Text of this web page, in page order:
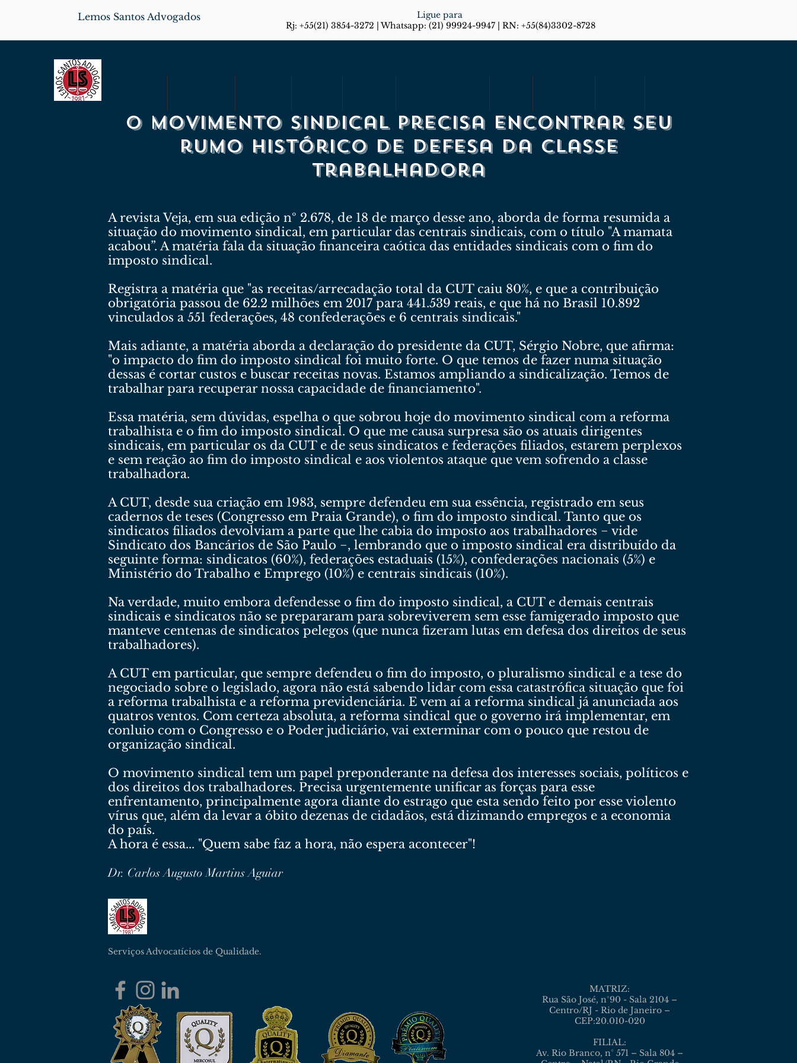
Ligue para
Rj: +55(21) 3854-3272 | Whatsapp: (21) 99924-9947 | RN: +55(84)3302-8728
Lemos Santos Advogados
O movimento sindical precisa encontrar seu
rumo histórico de defesa da classe
trabalhadora
A revista Veja, em sua edição nº 2.678, de 18 de março desse ano, aborda de forma resumida a
situação do movimento sindical, em particular das centrais sindicais, com o título "A mamata
acabou”. A matéria fala da situação financeira caótica das entidades sindicais com o fim do
imposto sindical.
Registra a matéria que "as receitas/arrecadação total da CUT caiu 80%, e que a contribuição
obrigatória passou de 62.2 milhões em 2017 para 441.539 reais, e que há no Brasil 10.892
vinculados a 551 federações, 48 confederações e 6 centrais sindicais."
Mais adiante, a matéria aborda a declaração do presidente da CUT, Sérgio Nobre, que afirma:
"o impacto do fim do imposto sindical foi muito forte. O que temos de fazer numa situação
dessas é cortar custos e buscar receitas novas. Estamos ampliando a sindicalização. Temos de
trabalhar para recuperar nossa capacidade de financiamento".
Essa matéria, sem dúvidas, espelha o que sobrou hoje do movimento sindical com a reforma
trabalhista e o fim do imposto sindical. O que me causa surpresa são os atuais dirigentes
sindicais, em particular os da CUT e de seus sindicatos e federações filiados, estarem perplexos
e sem reação ao fim do imposto sindical e aos violentos ataque que vem sofrendo a classe
trabalhadora.
A CUT, desde sua criação em 1983, sempre defendeu em sua essência, registrado em seus
cadernos de teses (Congresso em Praia Grande), o fim do imposto sindical. Tanto que os
sindicatos filiados devolviam a parte que lhe cabia do imposto aos trabalhadores − vide
Sindicato dos Bancários de São Paulo −, lembrando que o imposto sindical era distribuído da
seguinte forma: sindicatos (60%), federações estaduais (15%), confederações nacionais (5%) e
Ministério do Trabalho e Emprego (10%) e centrais sindicais (10%).
Na verdade, muito embora defendesse o fim do imposto sindical, a CUT e demais centrais
sindicais e sindicatos não se prepararam para sobreviverem sem esse famigerado imposto que
manteve centenas de sindicatos pelegos (que nunca fizeram lutas em defesa dos direitos de seus
trabalhadores).
A CUT em particular, que sempre defendeu o fim do imposto, o pluralismo sindical e a tese do
negociado sobre o legislado, agora não está sabendo lidar com essa catastrófica situação que foi
a reforma trabalhista e a reforma previdenciária. E vem aí a reforma sindical já anunciada aos
quatros ventos. Com certeza absoluta, a reforma sindical que o governo irá implementar, em
conluio com o Congresso e o Poder judiciário, vai exterminar com o pouco que restou de
organização sindical.
O movimento sindical tem um papel preponderante na defesa dos interesses sociais, políticos e
dos direitos dos trabalhadores. Precisa urgentemente unificar as forças para esse
enfrentamento, principalmente agora diante do estrago que esta sendo feito por esse violento
vírus que, além da levar a óbito dezenas de cidadãos, está dizimando empregos e a economia
do país.
A hora é essa... "Quem sabe faz a hora, não espera acontecer"!
Dr. Carlos Augusto Martins Aguiar
Serviços Advocatícios de Qualidade.
MATRIZ:
Rua São José, n°90 - Sala 2104 –
Centro/RJ - Rio de Janeiro –
CEP:20.010-020
FILIAL:
Av. Rio Branco, n° 571 – Sala 804 –